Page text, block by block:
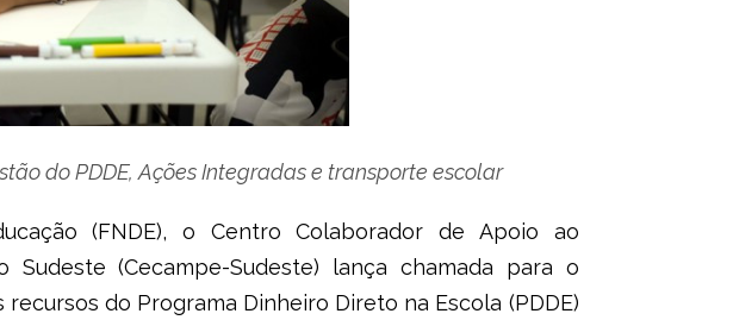
do PDDE, Ações Integradas e transporte escolar
(FNDE), o Centro Colaborador de Apoio ao
(Cecampe-Sudeste) lança chamada para o
do Programa Dinheiro Direto na Escola (PDDE)